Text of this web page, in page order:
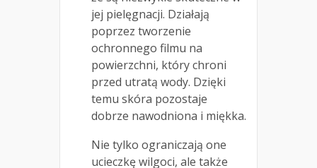
jej pielęgnacji. Działają
poprzez tworzenie
ochronnego filmu na
powierzchni, który chroni
przed utratą wody. Dzięki
temu skóra pozostaje
dobrze nawodniona i miękka.
Nie tylko ograniczają one
ucieczkę wilgoci, ale także